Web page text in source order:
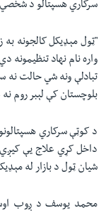
سرکاري هسپتالو د
"ټول مېډيکل کالجونه به
واره نام نهاد تنظيمونه
تبادلې ونه شي حالت نه
بلوچستان کې لېبر روم
د کوټې سرکاري
داخل کړي علاج یې کیږي
شیان ټول د بازار له
محمد يوسف د ږوب